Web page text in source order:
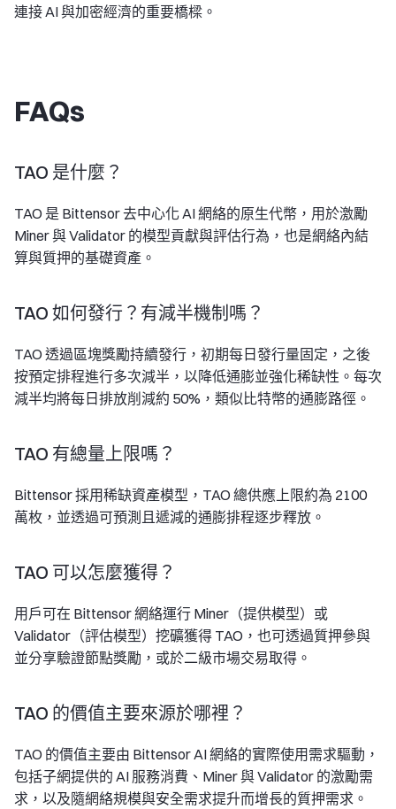
連接 AI 與加密經濟的重要橋樑。
FAQs
TAO 是什麼？
TAO 是 Bittensor 去中心化 AI 網絡的原生代幣，用於激勵
Miner 與 Validator 的模型貢獻與評估行為，也是網絡內結
算與質押的基礎資產。
TAO 如何發行？有減半機制嗎？
TAO 透過區塊獎勵持續發行，初期每日發行量固定，之後
按預定排程進行多次減半，以降低通膨並強化稀缺性。每次
減半均將每日排放削減約 50%，類似比特幣的通膨路徑。
TAO 有總量上限嗎？
Bittensor 採用稀缺資產模型，TAO 總供應上限約為 2100
萬枚，並透過可預測且遞減的通膨排程逐步釋放。
TAO 可以怎麼獲得？
用戶可在 Bittensor 網絡運行 Miner（提供模型）或
Validator（評估模型）挖礦獲得 TAO，也可透過質押參與
並分享驗證節點獎勵，或於二級市場交易取得。
TAO 的價值主要來源於哪裡？
TAO 的價值主要由 Bittensor AI 網絡的實際使用需求驅動，
包括子網提供的 AI 服務消費、Miner 與 Validator 的激勵需
求，以及隨網絡規模與安全需求提升而增長的質押需求。